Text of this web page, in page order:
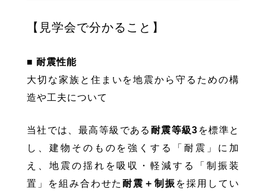
【見学会で分かること】
■ 耐震性能
大切な家族と住まいを地震から守るための構
造や工夫について
当社では、最高等級である 耐震等級3 を標準と
し、建物そのものを強くする「耐震」に加
え、地震の揺れを吸収・軽減する「制振装
置」を組み合わせた耐震＋制振 を採用してい